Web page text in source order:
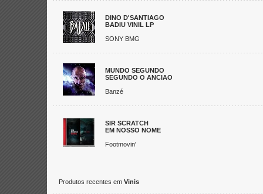
DINO D'SANTIAGO
BADIU VINIL LP
SONY BMG
MUNDO SEGUNDO
SEGUNDO O ANCIAO
Banzé
SIR SCRATCH
EM NOSSO NOME
Footmovin'
Produtos recentes em Vinis